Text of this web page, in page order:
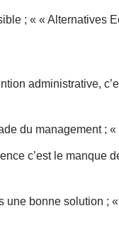
; « « Alternatives
administrative,
du management ;
c’est le manque
une bonne solution ;